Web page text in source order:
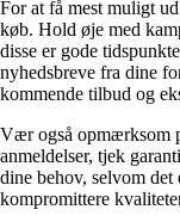
For at få mest muligt
køb. Hold øje med
disse er gode
nyhedsbreve fra dine
kommende tilbud og
Vær også opmærksom
anmeldelser, tjek
dine behov, selvom
kompromittere